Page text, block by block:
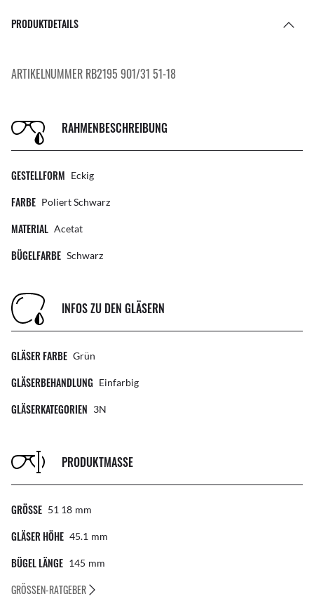
PRODUKTDETAILS
ARTIKELNUMMER RB2195 901/31 51-18
RAHMENBESCHREIBUNG
GESTELLFORM Eckig
FARBE Poliert Schwarz
MATERIAL Acetat
BÜGELFARBE Schwarz
INFOS ZU DEN GLÄSERN
GLÄSER FARBE Grün
GLÄSERBEHANDLUNG Einfarbig
GLÄSERKATEGORIEN 3N
PRODUKTMASSE
GRÖSSE 51 18 Mm
GLÄSER HÖHE 45.1 Mm
BÜGEL LÄNGE 145 Mm
GRÖSSEN-RATGEBER